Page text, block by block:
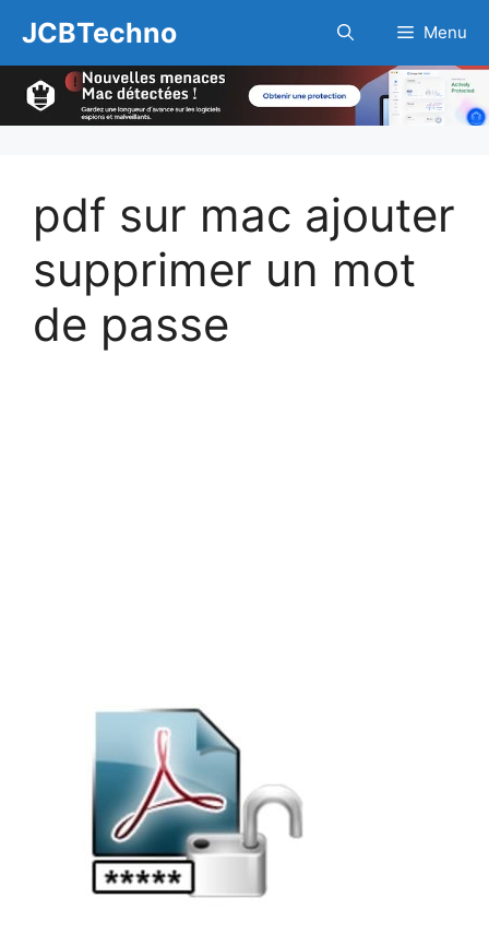
contenu
JCBTechno Menu
pdf sur mac ajouter
supprimer un mot
de passe